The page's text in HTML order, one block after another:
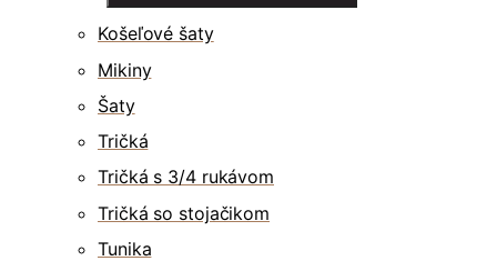
Košeľové šaty
Mikiny
Šaty
Tričká
Tričká s 3/4 rukávom
Tričká so stojačikom
Tunika